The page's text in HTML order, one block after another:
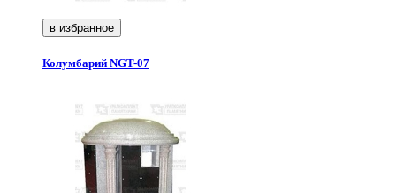
в избранное
Колумбарий NGT-07